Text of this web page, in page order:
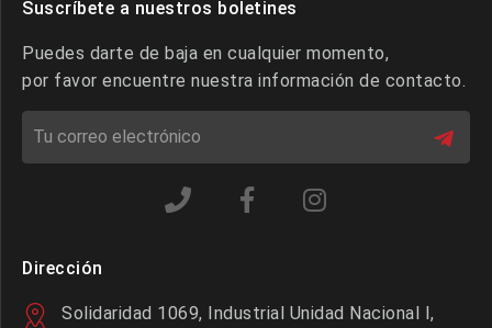
Suscríbete a nuestros boletines
Puedes darte de baja en cualquier momento,
por favor encuentre nuestra información de contacto.
Dirección
Solidaridad 1069, Industrial Unidad Nacional I,